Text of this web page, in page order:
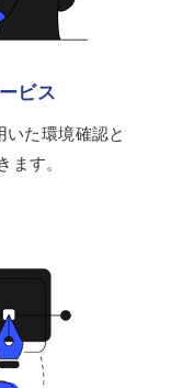
ビス
た環境確認と
ます。